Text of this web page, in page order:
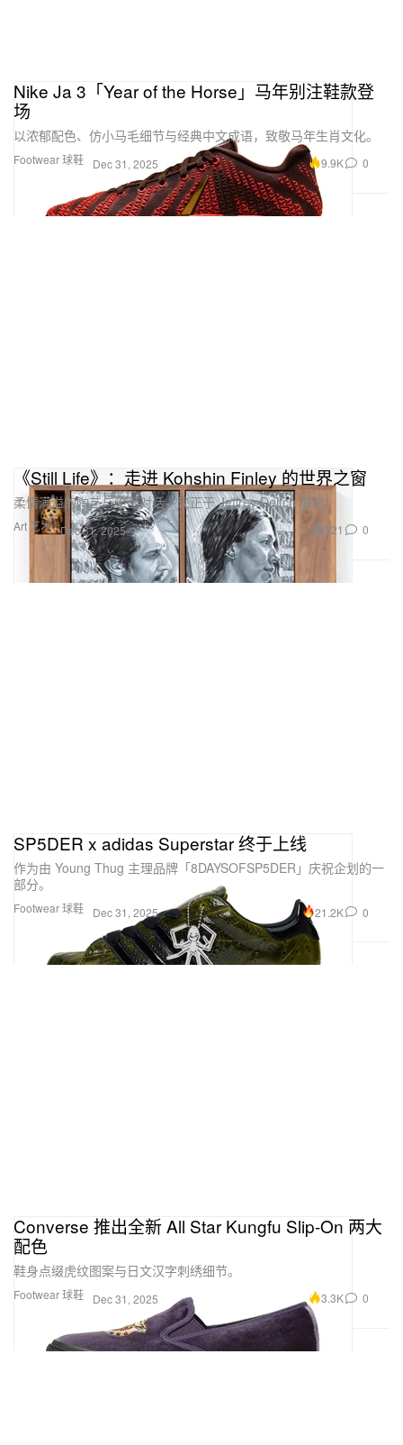
Footwear 球鞋
Nike Ja 3「Year of the Horse」马年别注鞋款登
场
以浓郁配色、仿小马毛细节与经典中文成语，致敬马年生肖文化。
Dec 31, 2025 9.9K 0
Art 艺术
《Still Life》：走进 Kohshin Finley 的世界之窗
柔情满溢的陶艺与绘画对话，现正于 Jeffrey Deitch 展出。
Dec 31, 2025 921 0
Footwear 球鞋
SP5DER x adidas Superstar 终于上线
作为由 Young Thug 主理品牌「8DAYSOFSP5DER」庆祝企划的一
部分。
Dec 31, 2025 21.2K 0
Footwear 球鞋
Converse 推出全新 All Star Kungfu Slip-On 两大
配色
鞋身点缀虎纹图案与日文汉字刺绣细节。
Dec 31, 2025 3.3K 0